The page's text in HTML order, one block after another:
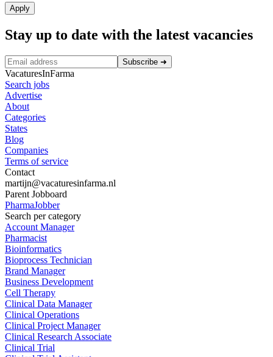
Apply
Stay up to date with the latest vacancies
Subscribe ➜
VacaturesInFarma
Search jobs
Advertise
About
Categories
States
Blog
Companies
Terms of service
Contact
martijn@vacaturesinfarma.nl
Parent Jobboard
PharmaJobber
Search per category
Account Manager
Pharmacist
Bioinformatics
Bioprocess Technician
Brand Manager
Business Development
Cell Therapy
Clinical Data Manager
Clinical Operations
Clinical Project Manager
Clinical Research Associate
Clinical Trial